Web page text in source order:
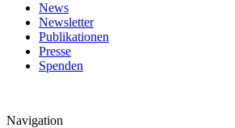
News
Newsletter
Publikationen
Presse
Spenden
Navigation